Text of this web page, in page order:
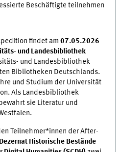
Beschäftigte teilnehmen
findet am07.05.2026
und Landesbibliothek
und Landesbibliothek
Bibliotheken Deutschlands.
und Studium der Universität
Als Landesbibliothek
sie Literatur und
Teilnehmer*innen der After-
Dezernat Historische Bestände